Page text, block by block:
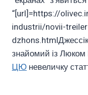
“[url]=https://
industrii/novii-
знайомий із
ЦЮ невеличку